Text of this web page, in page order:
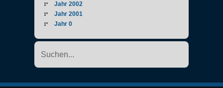
Jahr 2002
Jahr 2001
Jahr 0